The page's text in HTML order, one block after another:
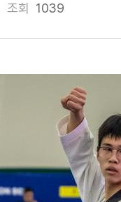
조회 1039